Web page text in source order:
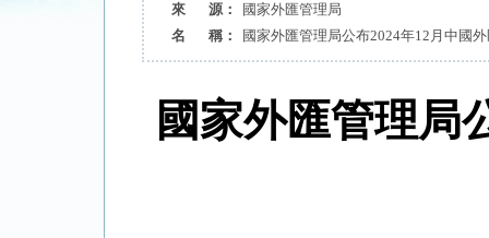
來 源：
國家外匯管理局
名 稱：
國家外匯管理局公布2024年12月中國
國家外匯管理局